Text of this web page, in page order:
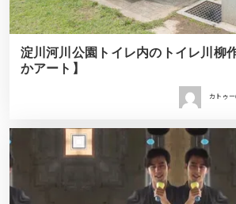
淀川河川公園トイレ内のトイレ川柳
かアート】
カトゥ